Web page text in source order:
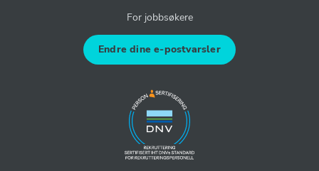
For jobbsøkere
Endre dine e-postvarsler